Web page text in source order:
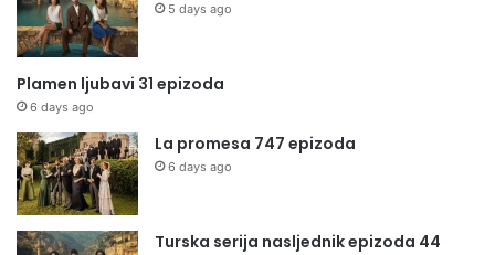
5 days ago
Plamen ljubavi 31 epizoda
6 days ago
La promesa 747 epizoda
6 days ago
Turska serija nasljednik epizoda 44